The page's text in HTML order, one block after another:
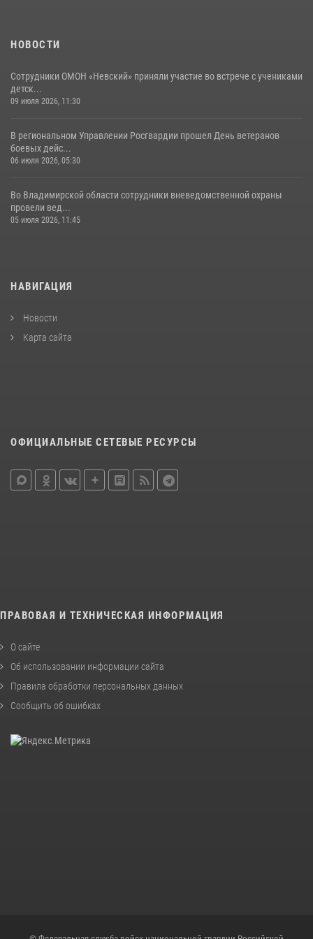
НОВОСТИ
Сотрудники ОМОН «Невский» приняли участие во встрече с учениками
детск...
09 июля 2026, 11:30
В региональном Управлении Росгвардии прошел День ветеранов
боевых дейс...
06 июля 2026, 05:30
Во Владимирской области сотрудники вневедомственной охраны
провели вед...
05 июля 2026, 11:45
НАВИГАЦИЯ
Новости
Карта сайта
ОФИЦИАЛЬНЫЕ СЕТЕВЫЕ РЕСУРСЫ
ПРАВОВАЯ И ТЕХНИЧЕСКАЯ ИНФОРМАЦИЯ
О сайте
Об использовании информации сайта
Правила обработки персональных данных
Сообщить об ошибках